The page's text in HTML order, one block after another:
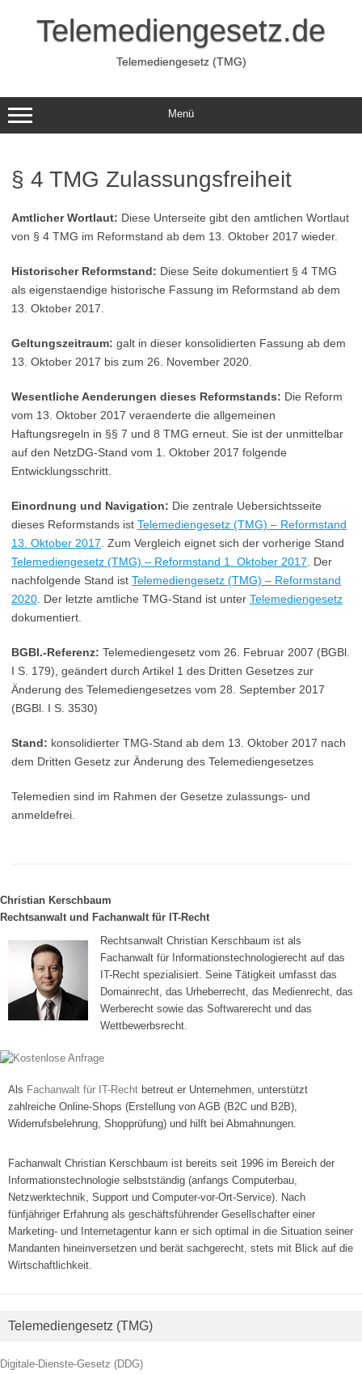
springenTelemediengesetz.de
Telemediengesetz (TMG)
Menü
§ 4 TMG Zulassungsfreiheit
Amtlicher Wortlaut: Diese Unterseite gibt den amtlichen Wortlaut
von § 4 TMG im Reformstand ab dem 13. Oktober 2017 wieder.
Historischer Reformstand: Diese Seite dokumentiert § 4 TMG
als eigenstaendige historische Fassung im Reformstand ab dem
13. Oktober 2017.
Geltungszeitraum: galt in dieser konsolidierten Fassung ab dem
13. Oktober 2017 bis zum 26. November 2020.
Wesentliche Aenderungen dieses Reformstands: Die Reform
vom 13. Oktober 2017 veraenderte die allgemeinen
Haftungsregeln in §§ 7 und 8 TMG erneut. Sie ist der unmittelbar
auf den NetzDG-Stand vom 1. Oktober 2017 folgende
Entwicklungsschritt.
Einordnung und Navigation: Die zentrale Uebersichtsseite
dieses Reformstands ist Telemediengesetz (TMG) – Reformstand
13. Oktober 2017 . Zum Vergleich eignet sich der vorherige Stand
Telemediengesetz (TMG) – Reformstand 1. Oktober 2017 . Der
nachfolgende Stand ist Telemediengesetz (TMG) – Reformstand
2020 . Der letzte amtliche TMG-Stand ist unter Telemediengesetz
dokumentiert.
BGBl.-Referenz: Telemediengesetz vom 26. Februar 2007 (BGBl.
I S. 179), geändert durch Artikel 1 des Dritten Gesetzes zur
Änderung des Telemediengesetzes vom 28. September 2017
(BGBl. I S. 3530)
Stand: konsolidierter TMG-Stand ab dem 13. Oktober 2017 nach
dem Dritten Gesetz zur Änderung des Telemediengesetzes
Telemedien sind im Rahmen der Gesetze zulassungs- und
anmeldefrei.
Christian Kerschbaum
Rechtsanwalt und Fachanwalt für IT-Recht
Rechtsanwalt Christian Kerschbaum ist als
Fachanwalt für Informationstechnologierecht auf das
IT-Recht spezialisiert. Seine Tätigkeit umfasst das
Domainrecht, das Urheberrecht, das Medienrecht, das
Werberecht sowie das Softwarerecht und das
Wettbewerbsrecht.
Als Fachanwalt für IT-Recht betreut er Unternehmen, unterstützt
zahlreiche Online-Shops (Erstellung von AGB (B2C und B2B),
Widerrufsbelehrung, Shopprüfung) und hilft bei Abmahnungen.
Fachanwalt Christian Kerschbaum ist bereits seit 1996 im Bereich der
Informationstechnologie selbstständig (anfangs Computerbau,
Netzwerktechnik, Support und Computer-vor-Ort-Service). Nach
fünfjähriger Erfahrung als geschäftsführender Gesellschafter einer
Marketing- und Internetagentur kann er sich optimal in die Situation seiner
Mandanten hineinversetzen und berät sachgerecht, stets mit Blick auf die
Wirtschaftlichkeit.
Telemediengesetz (TMG)
Digitale-Dienste-Gesetz (DDG)